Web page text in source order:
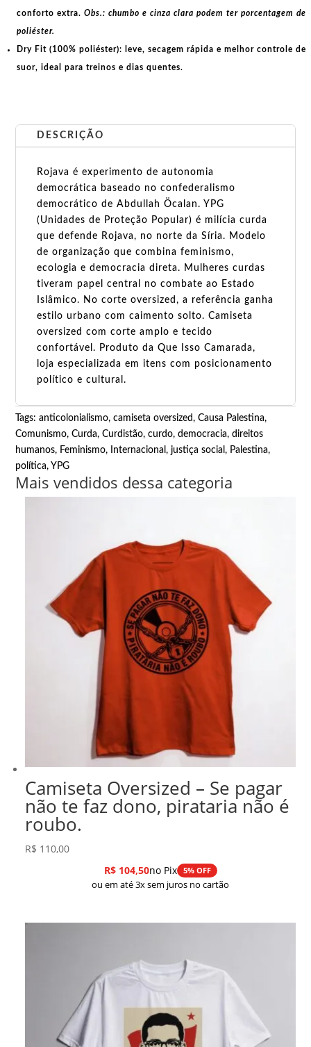
conforto extra. Obs.: chumbo e cinza clara podem ter porcentagem de
poliéster.
Dry Fit (100% poliéster): leve, secagem rápida e melhor controle de
suor, ideal para treinos e dias quentes.
DESCRIÇÃO
Rojava é experimento de autonomia
democrática baseado no confederalismo
democrático de Abdullah Öcalan. YPG
(Unidades de Proteção Popular) é milícia curda
que defende Rojava, no norte da Síria. Modelo
de organização que combina feminismo,
ecologia e democracia direta. Mulheres curdas
tiveram papel central no combate ao Estado
Islâmico. No corte oversized, a referência ganha
estilo urbano com caimento solto. Camiseta
oversized com corte amplo e tecido
confortável. Produto da Que Isso Camarada,
loja especializada em itens com posicionamento
político e cultural.
Tags:anticolonialismo,camiseta oversized,Causa Palestina,
Comunismo,Curda,Curdistão,curdo,democracia,direitos
humanos, Feminismo, Internacional,justiça social, Palestina,
política,YPG
Mais vendidos dessa categoria
Camiseta Oversized – Se pagar
não te faz dono, pirataria não é
roubo.
R$ 110,00
R$104,50no Pix 5% OFF
ou em até 3x sem juros no cartão